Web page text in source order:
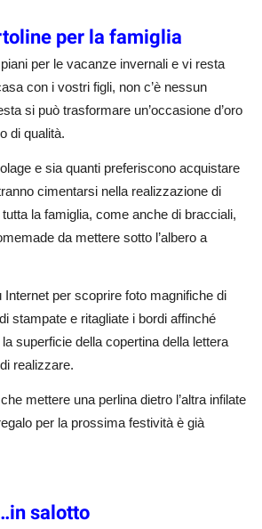
per la famiglia
per le vacanze invernali e vi resta
con i vostri figli, non c’è nessun
si può trasformare un’occasione d’oro
di qualità.
e sia quanti preferiscono acquistare
cimentarsi nella realizzazione di
la famiglia, come anche di bracciali,
da mettere sotto l’albero a
Internet per scoprire foto magnifiche di
stampate e ritagliate i bordi affinché
superficie della copertina della lettera
realizzare.
mettere una perlina dietro l’altra infilate
per la prossima festività è già
salotto